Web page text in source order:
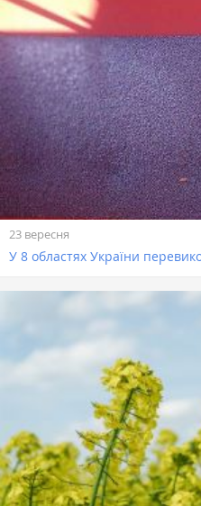
23 вересня
У 8 областях України